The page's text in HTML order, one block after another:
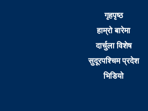
गृहपृष्ठ
हाम्रो बारेमा
दार्चुला विशेष
सुदूरपश्चिम प्रदेश
भिडियो